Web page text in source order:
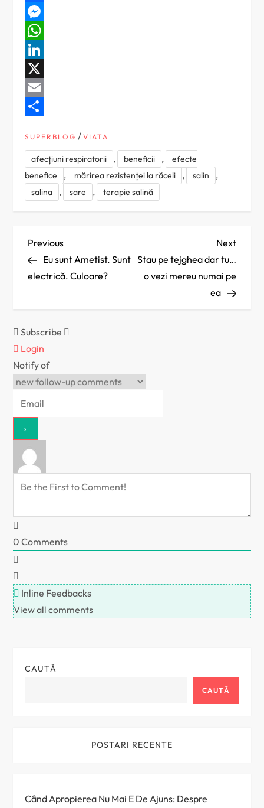
Facebook
Messenger
WhatsApp
LinkedIn
X
Email
SUPERBLOG /VIATA
afecțiuni respiratorii , beneficii ,
efecte
benefice
, mărirea rezistenței la răceli , salin ,
salina , sare , terapie salină
N
a
i
g
a
r
e
î
n
a
r
t
i
o
Previous
Post
Previous
Eu sunt Ametist. Sunt
electrică. Culoare?
Next
Next
Stau pe tejghea dar tu…
o vezi mereu numai pe
ea
Subscribe
Login
Notify of
0 Comments
Inline Feedbacks
View all comments
CAUTĂ
CAUTĂ
POSTARI RECENTE
Când Apropierea Nu Mai E De Ajuns: Despre